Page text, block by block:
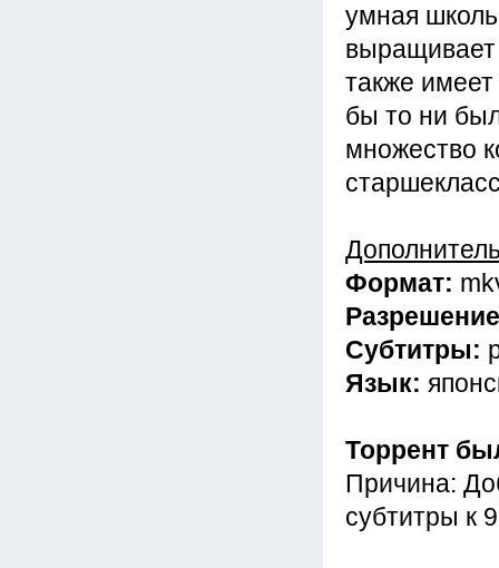
умная
выращивает
также
бы то ни
множество
Формат:
Субтитры:
Язык:
Торрент
Причина:
субтитры к